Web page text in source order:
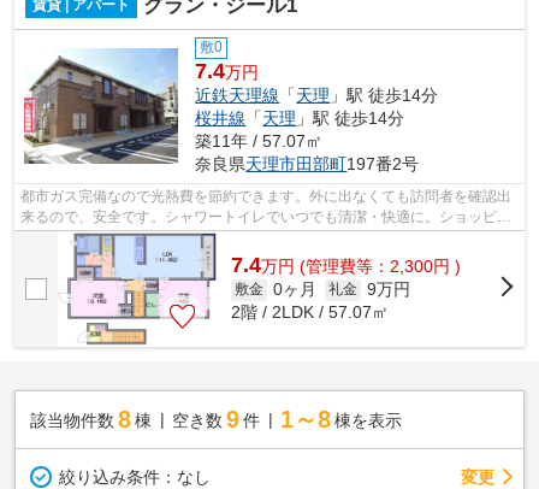
賃貸 | アパート グラン・ジール1
敷0
7.4万円
近鉄天理線 「天理 」駅 徒歩14分
桜井線 「天理 」駅 徒歩14分
築11年 / 57.07㎡
奈良県天理市田部町197番2号
都市ガス完備なので光熱費を節約できます。外に出なくても訪問者を確認出
来るので、安全です。シャワートイレでいつでも清潔・快適に。ショッピン
グや映画などネットを思う存分楽しめ...
7.4万円 (管理費等：2,300円 )
敷金 0ヶ月 礼金 9万円
2階 / 2LDK / 57.07㎡
該当物件数 8棟 空き数 9 件 1～8 棟を表示
絞り込み条件： なし 変更